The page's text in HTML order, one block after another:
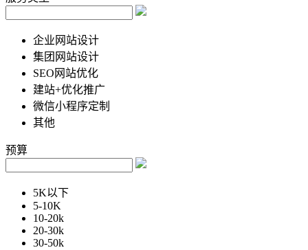
企业网站设计
集团网站设计
SEO网站优化
建站+优化推广
微信小程序定制
其他
预算
5K以下
5-10K
10-20k
20-30k
30-50k